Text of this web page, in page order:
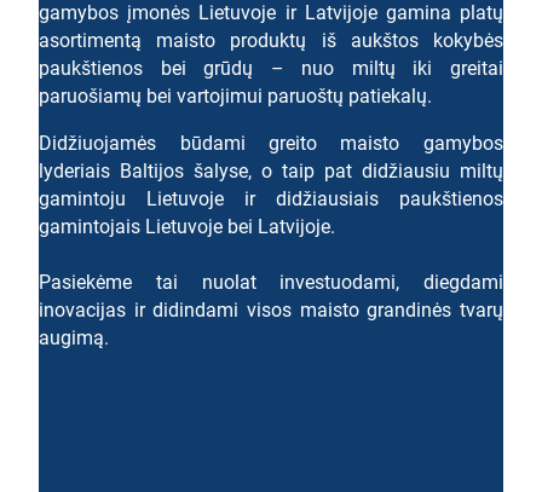
gamybos įmonės Lietuvoje ir Latvijoje gamina platų
asortimentą maisto produktų iš aukštos kokybės
paukštienos bei grūdų – nuo miltų iki greitai
paruošiamų bei vartojimui paruoštų patiekalų.
Didžiuojamės būdami greito maisto gamybos
lyderiais Baltijos šalyse, o taip pat didžiausiu miltų
gamintoju Lietuvoje ir didžiausiais paukštienos
gamintojais Lietuvoje bei Latvijoje.
Pasiekėme tai nuolat investuodami, diegdami
inovacijas ir didindami visos maisto grandinės tvarų
augimą.